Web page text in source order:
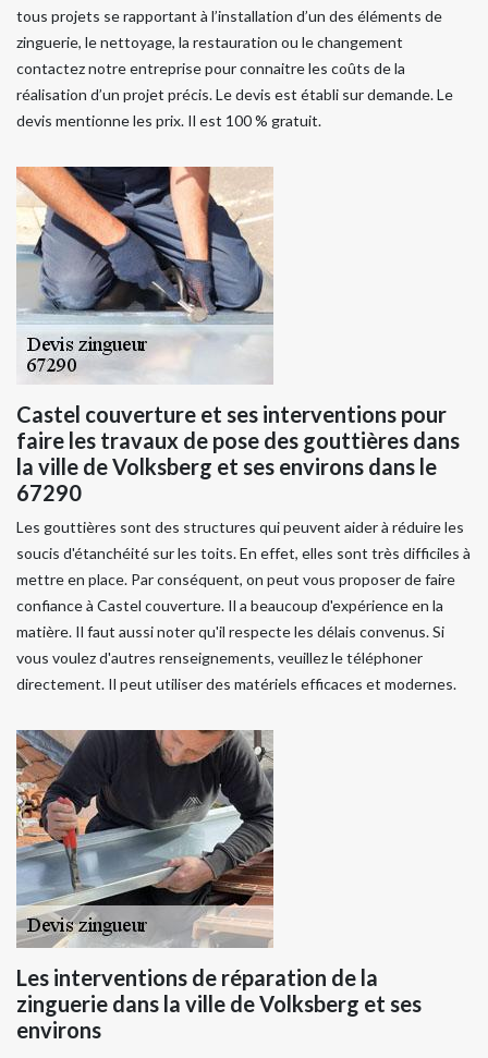
tous projets se rapportant à l’installation d’un des éléments de
zinguerie, le nettoyage, la restauration ou le changement
contactez notre entreprise pour connaitre les coûts de la
réalisation d’un projet précis. Le devis est établi sur demande. Le
devis mentionne les prix. Il est 100 % gratuit.
Castel couverture et ses interventions pour
faire les travaux de pose des gouttières dans
la ville de Volksberg et ses environs dans le
67290
Les gouttières sont des structures qui peuvent aider à réduire les
soucis d'étanchéité sur les toits. En effet, elles sont très difficiles à
mettre en place. Par conséquent, on peut vous proposer de faire
confiance à Castel couverture. Il a beaucoup d'expérience en la
matière. Il faut aussi noter qu'il respecte les délais convenus. Si
vous voulez d'autres renseignements, veuillez le téléphoner
directement. Il peut utiliser des matériels efficaces et modernes.
Les interventions de réparation de la
zinguerie dans la ville de Volksberg et ses
environs